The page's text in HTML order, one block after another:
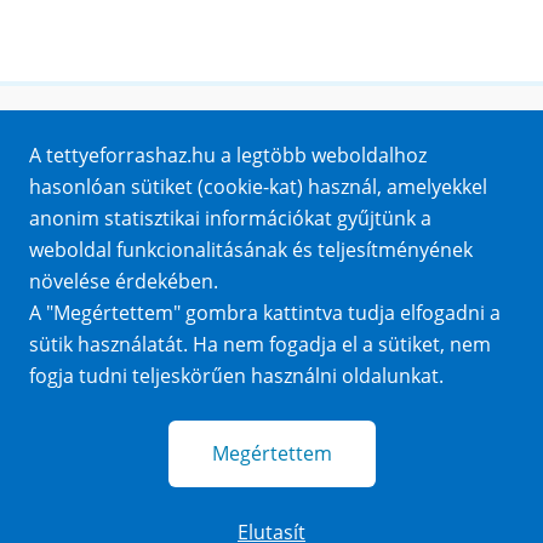
Impresszum
Sütik
Adatvédelem
Közérdekű adatok
A tettyeforrashaz.hu a legtöbb weboldalhoz
hasonlóan sütiket (cookie-kat) használ, amelyekkel
anonim statisztikai információkat gyűjtünk a
weboldal funkcionalitásának és teljesítményének
növelése érdekében.
A "Megértettem" gombra kattintva tudja elfogadni a
sütik használatát. Ha nem fogadja el a sütiket, nem
fogja tudni teljeskörűen használni oldalunkat.
Megértettem
Elutasít